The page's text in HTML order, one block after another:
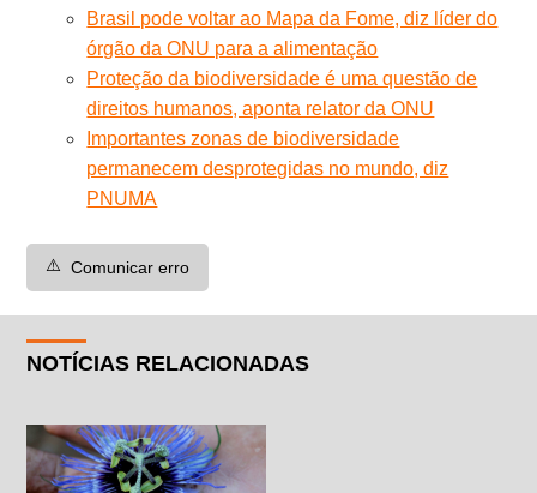
Brasil pode voltar ao Mapa da Fome, diz líder do
órgão da ONU para a alimentação
Proteção da biodiversidade é uma questão de
direitos humanos, aponta relator da ONU
Importantes zonas de biodiversidade
permanecem desprotegidas no mundo, diz
PNUMA
⚠️ Comunicar erro
NOTÍCIAS RELACIONADAS